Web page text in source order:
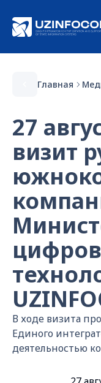
Главная
27
визит
В ходе визита
Единого
деятельностью